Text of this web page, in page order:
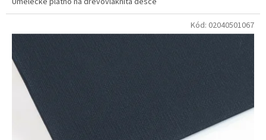
Kód: 02040501067